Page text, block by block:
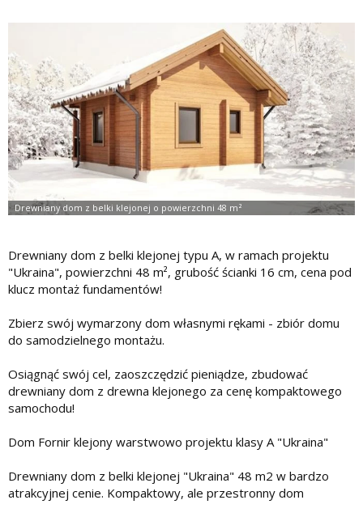
Drewniany dom z belki klejonej typu A, w ramach projektu
"Ukraina", powierzchni 48 m², grubość ścianki 16 cm, cena pod
klucz montaż fundamentów!
Zbierz swój wymarzony dom własnymi rękami - zbiór domu
do samodzielnego montażu.
Osiągnąć swój cel, zaoszczędzić pieniądze, zbudować
drewniany dom z drewna klejonego za cenę kompaktowego
samochodu!
Dom Fornir klejony warstwowo projektu klasy A "Ukraina"
Drewniany dom z belki klejonej "Ukraina" 48 m2 w bardzo
atrakcyjnej cenie. Kompaktowy, ale przestronny dom